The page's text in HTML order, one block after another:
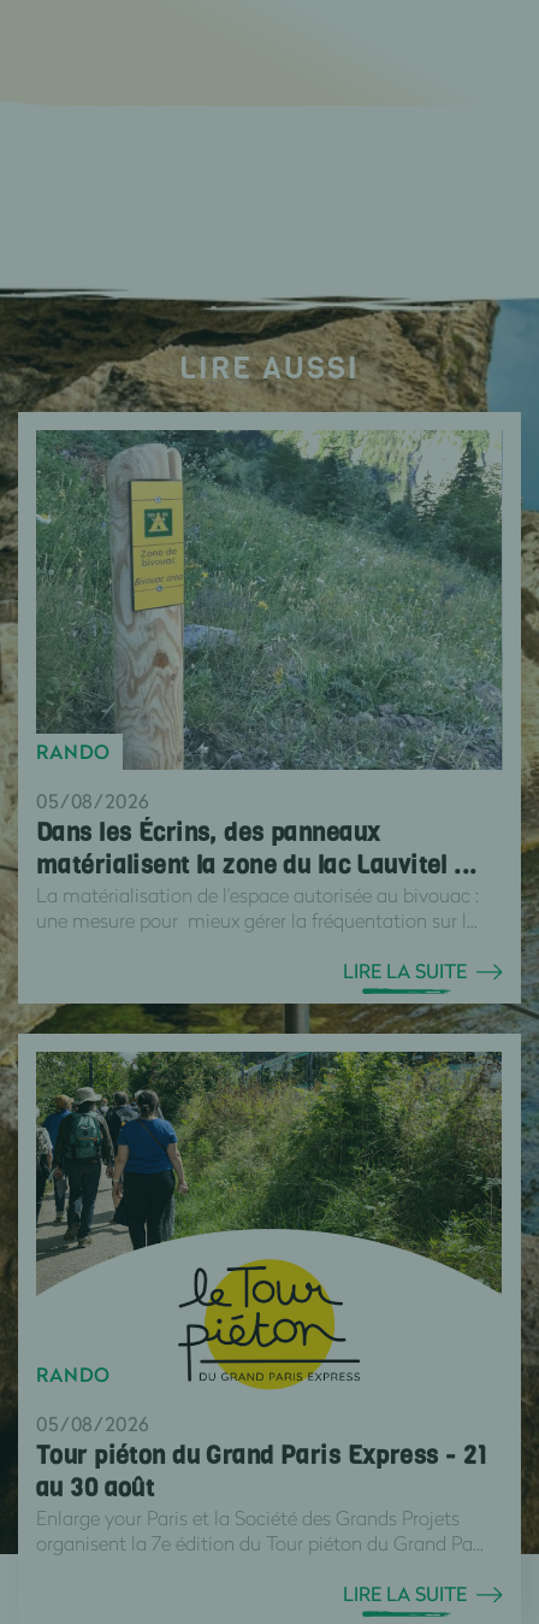
LIRE AUSSI
RANDO
05/08/2026
Dans les Écrins, des panneaux
matérialisent la zone du lac Lauvitel ...
La matérialisation de l'espace autorisée au bivouac :
une mesure pour mieux gérer la fréquentation sur l...
LIRE LA SUITE
RANDO
05/08/2026
Tour piéton du Grand Paris Express - 21
au 30 août
Enlarge your Paris et la Société des Grands Projets
organisent la 7e édition du Tour piéton du Grand Pa...
LIRE LA SUITE